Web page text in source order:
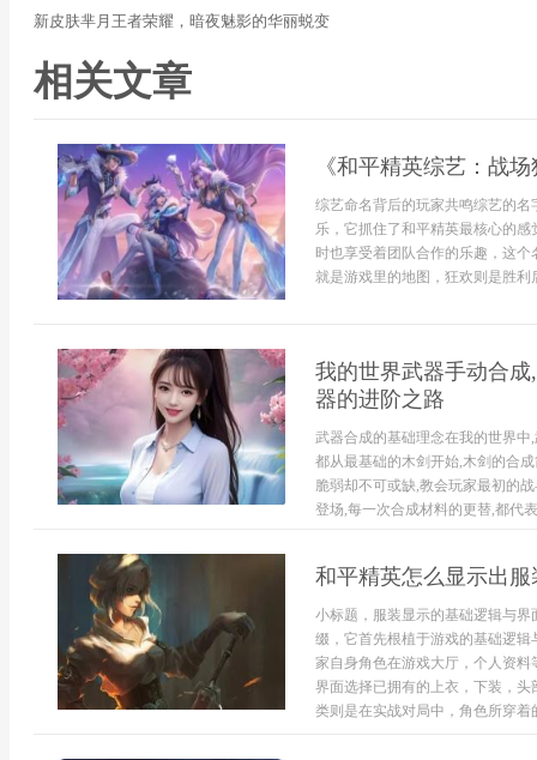
新皮肤芈月王者荣耀，暗夜魅影的华丽蜕变
相关文章
《和平精英综艺：战
综艺命名背后的玩家共鸣综艺的
乐，它抓住了和平精英最核心的
时也享受着团队合作的乐趣，这
就是游戏里的地图，狂欢则是胜利
我的世界武器手动合
器的进阶之路
武器合成的基础理念在我的世界
都从最基础的木剑开始,木剑的合
脆弱却不可或缺,教会玩家最初的
登场,每一次合成材料的更替,都代
和平精英怎么显示出
小标题，服装显示的基础逻辑与
缀，它首先根植于游戏的基础逻
家自身角色在游戏大厅，个人资
界面选择已拥有的上衣，下装，
类则是在实战对局中，角色所穿着